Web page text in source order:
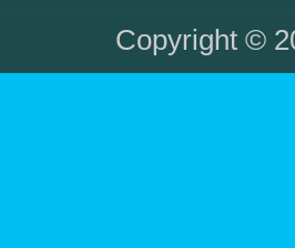
Copyright ©